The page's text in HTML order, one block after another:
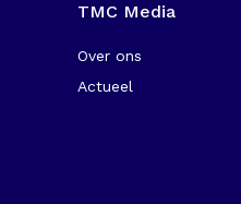
TMC Media
Over ons
Actueel